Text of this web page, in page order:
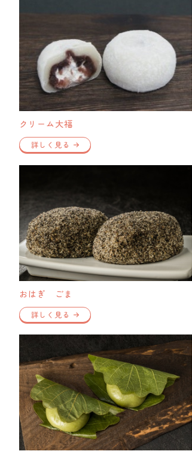
クリーム大福
詳しく見る
おはぎ ごま
詳しく見る